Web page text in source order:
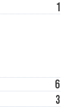
1
6
3